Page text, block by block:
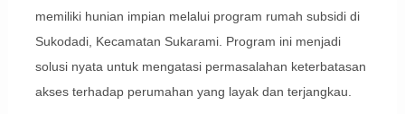
memiliki hunian impian melalui program rumah subsidi di
Sukodadi, Kecamatan Sukarami. Program ini menjadi
solusi nyata untuk mengatasi permasalahan keterbatasan
akses terhadap perumahan yang layak dan terjangkau.